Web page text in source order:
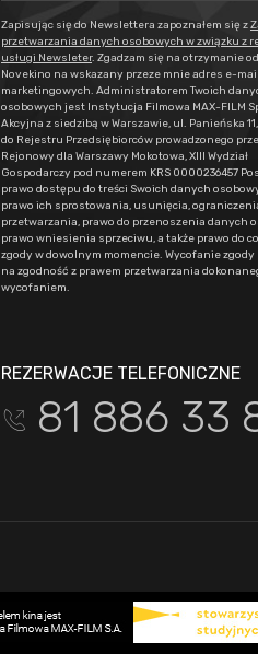
Zapisując się do Newslettera zapoznałem się z
przetwarzania danych osobowych w związku z
usługi Newsleter. Zgadzam się na otrzymanie
Novekino na wskazany przeze mnie adres e-
marketingowych. Administratorem Twoich
osobowych jest Instytucja Filmowa MAX-FILM
Akcyjna z siedzibą w Warszawie, ul. Panieńska
do Rejestru Przedsiębiorców prowadzonego
Rejonowy dla Warszawy Mokotowa, XIII Wydział
Gospodarczy pod numerem KRS 0000236457
prawo dostępu do treści Swoich danych
prawo ich sprostowania, usunięcia,
przetwarzania, prawo do przenoszenia danych
prawo wniesienia sprzeciwu, a także prawo do
zgody w dowolnym momencie. Wycofanie zgody
na zgodność z prawem przetwarzania
wycofaniem.
REZERWACJE TELEFONICZNE
t 81 886 33